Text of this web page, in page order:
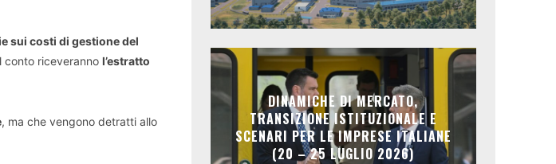
sui costi di gestione del
conto riceveranno l’estratto
, ma che vengono detratti allo
DINAMICHE DI MERCATO,
TRANSIZIONE ISTITUZIONALE E
SCENARI PER LE IMPRESE ITALIANE
(20 – 25 LUGLIO 2026)